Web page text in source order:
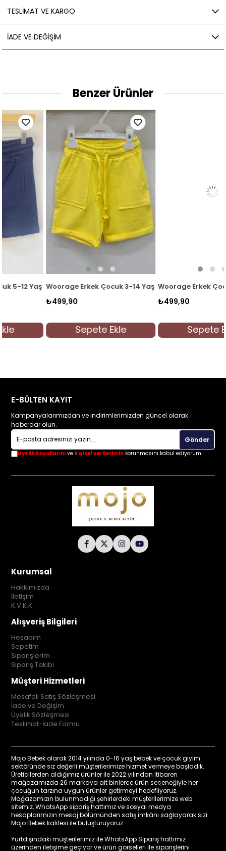
TESLIMAT VE KARGO
İADE VE DEĞIŞIM
Benzer Ürünler
Sarı Woorage Erkek Çocuk 5-12 Yaş %100 Pamuk Penye Şort 5204 Lacivert Woorage Erkek Çocuk 3-14 Yaş Duble Paça Cepli Şort
Sepete Ekle Sepete Ekle
E-BÜLTEN KAYIT
Kampanyalarımızdan ve indirimlerimizden güncel olarak
haberdar olun.
Gönder
Üyelik koşullarını ve kişisel verilerimin korunmasını kabul ediyorum.
Kurumsal
Hakkımızda
İletişim
K.V.K.K
Alışveriş Bilgileri
Hesabım
Sepetim
Siparişlerim
Sipariş Takibi
Müşteri Hizmetleri
Mesafeli Satış Sözleşmesi
İade ve Değişim
Üyelik Sözleşmesi
Teslimat-İade Formu
Mojo Bebek olarak 2014 yılında 0-16 yaş bebek ve çocuk giyim
sektöründe siz değerli müşterilerimize hizmet vermeye başladık.
Üreticilerden aldığımız ürünler ile 2022 yılından itibaren
mağazamızda 26 markaya ait binlerce ürün seçeneğiyle her
çocuğun tarzına uygun ürünler getirmeyi hedefliyoruz.
Mağazamızın bulunmadığı şehirlerdeki müşterilerimize web
sitemiz, WhatsApp sipariş hattımız ve sosyal medya
hesaplarımızın mesaj bölümünden satış imkânı sağlayarak sizi
Mojo Bebek kalitesi ile buluşturuyoruz.
Yurtdışındaki müşterilerimiz ile WhatsApp Sipariş hattımız
üzerinden iletişime geçiyor ve ürün görselleri ile siparişlerini